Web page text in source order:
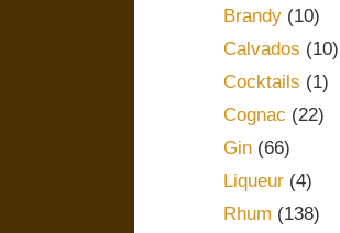
Brandy (10)
Calvados (10)
Cocktails (1)
Cognac (22)
Gin (66)
Liqueur (4)
Rhum (138)